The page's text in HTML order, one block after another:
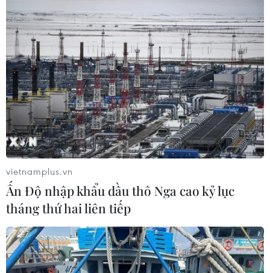
vietnamplus.vn
Ấn Độ nhập khẩu dầu thô Nga cao kỷ lục
tháng thứ hai liên tiếp